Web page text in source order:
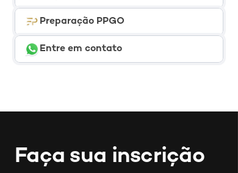
Preparação PPGO
Entre em contato
Faça sua inscrição